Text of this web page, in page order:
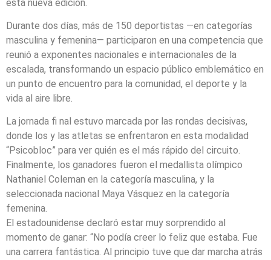
esta nueva edición.
Durante dos días, más de 150 deportistas —en categorías
masculina y femenina— participaron en una competencia que
reunió a exponentes nacionales e internacionales de la
escalada, transformando un espacio público emblemático en
un punto de encuentro para la comunidad, el deporte y la
vida al aire libre.
La jornada fi nal estuvo marcada por las rondas decisivas,
donde los y las atletas se enfrentaron en esta modalidad
“Psicobloc” para ver quién es el más rápido del circuito.
Finalmente, los ganadores fueron el medallista olímpico
Nathaniel Coleman en la categoría masculina, y la
seleccionada nacional Maya Vásquez en la categoría
femenina.
El estadounidense declaró estar muy sorprendido al
momento de ganar: “No podía creer lo feliz que estaba. Fue
una carrera fantástica. Al principio tuve que dar marcha atrás